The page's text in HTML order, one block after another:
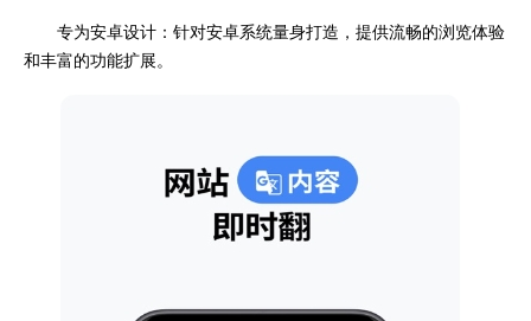
专为安卓设计：针对安卓系统量身打造，提供流畅的浏览体验
和丰富的功能扩展。